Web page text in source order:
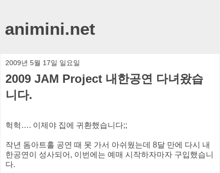
animini.net
2009년 5월 17일 일요일
2009 JAM Project 내한공연 다녀왔습
니다.
헉헉…. 이제야 집에 귀환했습니다;;
작년 돔아트홀 공연 때 못 가서 아쉬웠는데 8달 만에 다시 내
한공연이 성사되어, 이번에는 예매 시작하자마자 구입했습니
다.